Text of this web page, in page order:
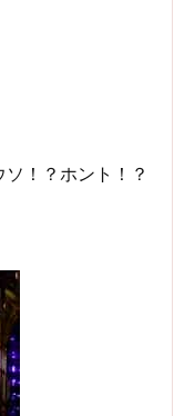
！？ホント！？